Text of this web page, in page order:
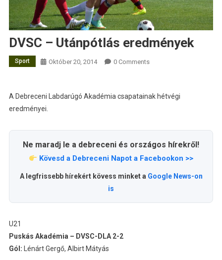
DVSC – Utánpótlás eredmények
Sport Október 20, 2014 0 Comments
A Debreceni Labdarúgó Akadémia csapatainak hétvégi
eredményei.
Ne maradj le a debreceni és országos hírekről!
Kövesd a Debreceni Napot a Facebookon >>
A legfrissebb hírekért kövess minket a Google News-on
is
U21
Puskás Akadémia – DVSC-DLA 2-2
Gól: Lénárt Gergő, Albirt Mátyás